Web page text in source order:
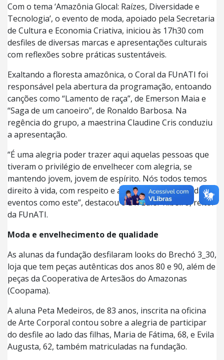
Com o tema ‘Amazônia Glocal: Raízes, Diversidade e
Tecnologia’, o evento de moda, apoiado pela Secretaria
de Cultura e Economia Criativa, iniciou às 17h30 com
desfiles de diversas marcas e apresentações culturais
com reflexões sobre práticas sustentáveis.
Exaltando a floresta amazônica, o Coral da FUnATI foi
responsável pela abertura da programação, entoando
canções como “Lamento de raça”, de Emerson Maia e
“Saga de um canoeiro”, de Ronaldo Barbosa. Na
regência do grupo, a maestrina Claudine Cris conduziu
a apresentação.
“É uma alegria poder trazer aqui aquelas pessoas que
tiveram o privilégio de envelhecer com alegria, se
mantendo jovem, jovem de espírito. Nós todos temos
direito à vida, com respeito e alegria, proporcionada em
eventos como este”, destacou o Dr. Euler Ribeiro, reitor
da FUnATI.
Moda e envelhecimento de qualidade
As alunas da fundação desfilaram looks do Brechó 3_30,
loja que tem peças autênticas dos anos 80 e 90, além de
peças da Cooperativa de Artesãos do Amazonas
(Coopama).
A aluna Peta Medeiros, de 83 anos, inscrita na oficina
de Arte Corporal contou sobre a alegria de participar
do desfile ao lado das filhas, Maria de Fátima, 68, e Evila
Augusta, 62, também matriculadas na fundação.